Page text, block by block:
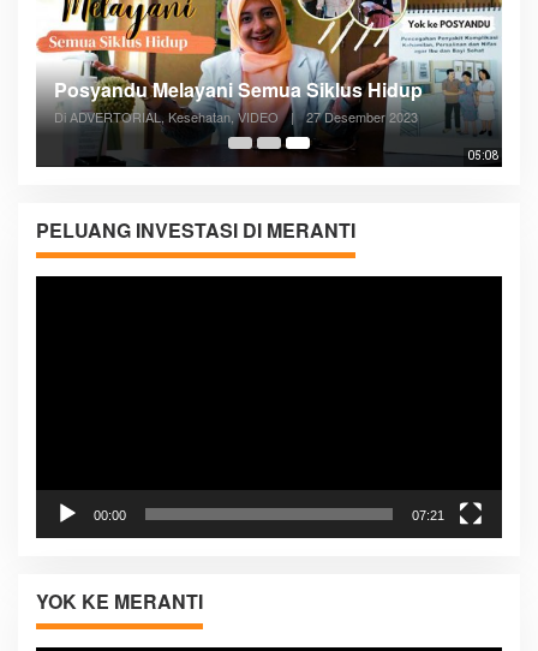
05:08
Posyandu Melayani Semua Siklus Hidup
Di ADVERTORIAL, Kesehatan, VIDEO | 27 Desember 2023
PELUANG INVESTASI DI MERANTI
Pemutar
00:00 07:21
YOK KE MERANTI